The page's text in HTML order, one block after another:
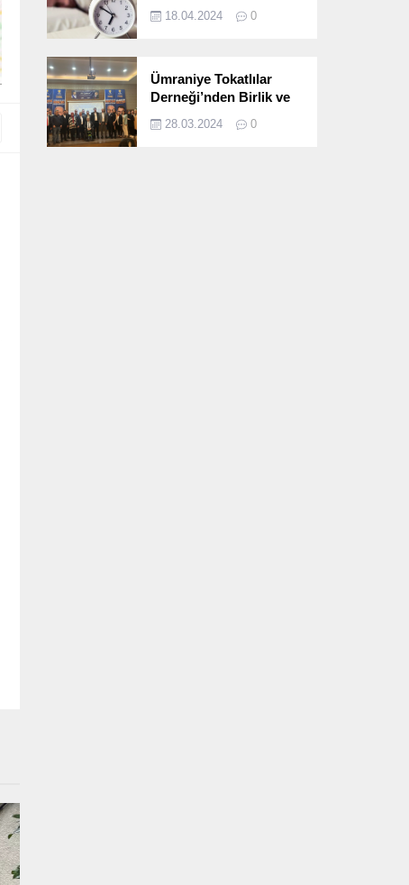
18.04.2024 0
Ümraniye Tokatlılar
Derneği’nden Birlik ve
Programı
28.03.2024 0